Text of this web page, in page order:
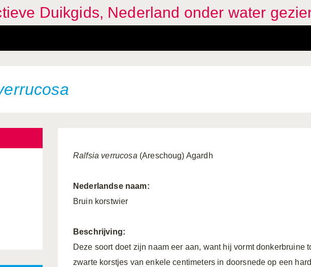
Duikgids, Nederland onder water
Ralfsia verrucosa (Areschoug) Agardh
Nederlandse naam:
Bruin korstwier
Beschrijving:
Deze soort doet zijn naam eer aan, want hij vormt donkerbruine
zwarte korstjes van enkele centimeters in doorsnede op een